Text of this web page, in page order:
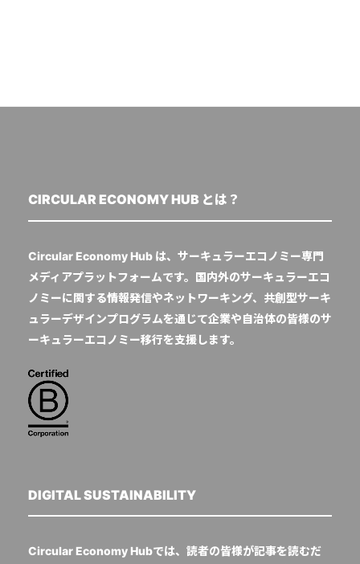
CIRCULAR ECONOMY HUB とは？
Circular Economy Hub は、サーキュラーエコノミー専門
メディアプラットフォームです。国内外のサーキュラーエコ
ノミーに関する情報発信やネットワーキング、共創型サーキ
ュラーデザインプログラムを通じて企業や自治体の皆様のサ
ーキュラーエコノミー移行を支援します。
DIGITAL SUSTAINABILITY
Circular Economy Hubでは、読者の皆様が記事を読むだ